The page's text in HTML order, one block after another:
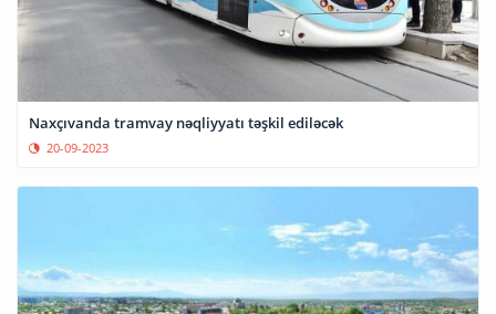
Naxçıvanda tramvay nəqliyyatı təşkil ediləcək
20-09-2023